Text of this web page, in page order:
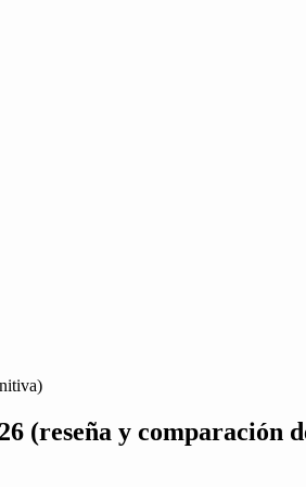
(reseña y comparación